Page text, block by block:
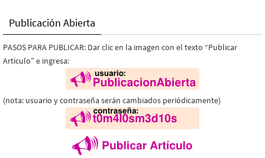
Publicación Abierta
PASOS PARA PUBLICAR: Dar clic en la imagen con el texto “Publicar
Artículo” e ingresa:
(nota: usuario y contraseña serán cambiados periódicamente)